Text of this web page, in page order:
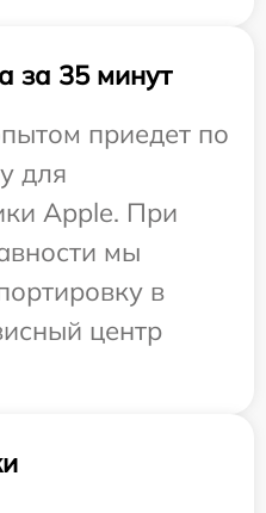
за 35 минут
приедет по
для
Apple. При
мы
в
центр